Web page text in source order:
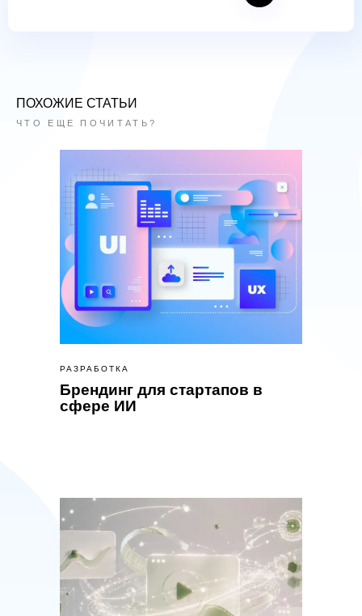
ПОХОЖИЕ СТАТЬИ
ЧТО ЕЩЕ ПОЧИТАТЬ?
РАЗРАБОТКА
Брендинг для стартапов в
сфере ИИ